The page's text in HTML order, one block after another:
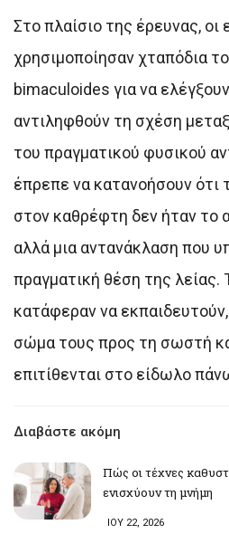
Στο πλαίσιο της έρευνας, οι
χρησιμοποίησαν χταπόδια
bimaculoides για να
αντιληφθούν τη σχέση
του πραγματικού φυσικού
έπρεπε να κατανοήσουν ότι
στον καθρέφτη δεν ήταν το
αλλά μια αντανάκλαση που
πραγματική θέση της λείας.
κατάφεραν να
σώμα τους προς τη σωστή
επιτίθενται στο είδωλο
Διαβάστε ακόμη
Πώς οι τέχνες
ενισχύουν τη μνήμη
ΙΟΥ 22, 2026